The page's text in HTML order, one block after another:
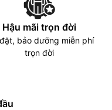
Hậu mãi trọn đời
bảo dưỡng miễn phí
trọn đời